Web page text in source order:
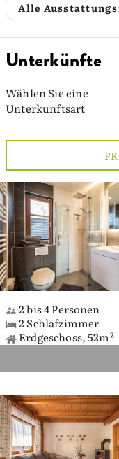
Alle
Unterkünfte
Wählen Sie eine
Unterkunftsart
2 bis 4 Personen
2 Schlafzimmer
Erdgeschoss, 52m²